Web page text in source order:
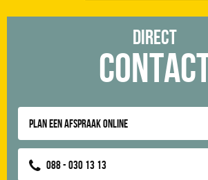
Direct
Plan een afspraak online
088 - 030 13 13